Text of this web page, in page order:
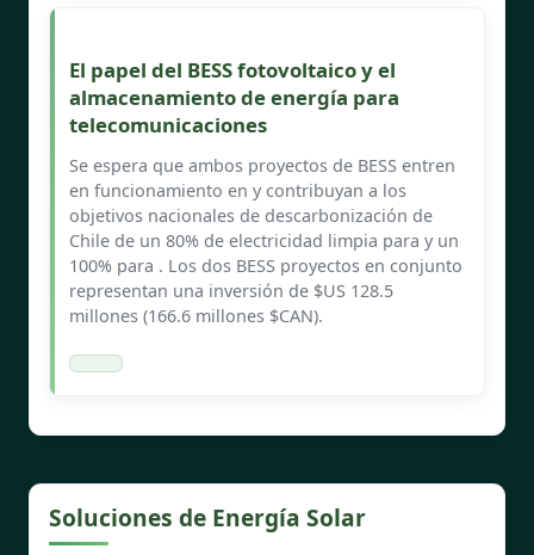
El papel del BESS fotovoltaico y el
almacenamiento de energía para
telecomunicaciones
Se espera que ambos proyectos de BESS entren
en funcionamiento en y contribuyan a los
objetivos nacionales de descarbonización de
Chile de un 80% de electricidad limpia para y un
100% para . Los dos BESS proyectos en conjunto
representan una inversión de $US 128.5
millones (166.6 millones $CAN).
Soluciones de Energía Solar